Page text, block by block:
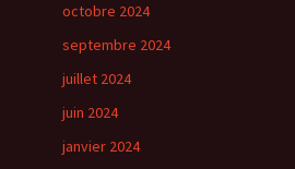
octobre 2024
septembre 2024
juillet 2024
juin 2024
janvier 2024